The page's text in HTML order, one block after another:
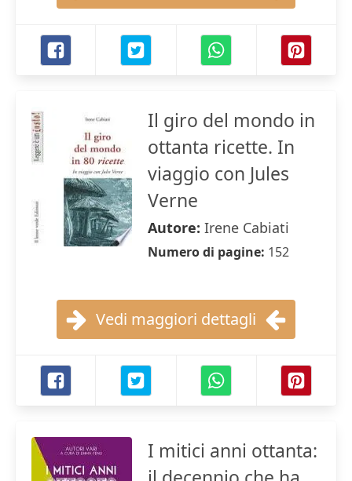
Il giro del mondo in
ottanta ricette. In
viaggio con Jules
Verne
Autore: Irene Cabiati
Numero di pagine: 152
Vedi maggiori dettagli
I mitici anni ottanta: